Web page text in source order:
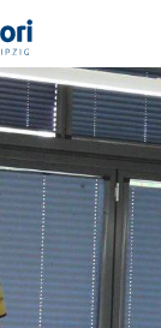
Leipzig